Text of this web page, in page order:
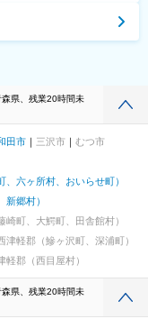
県、残業20時間未
田市 三沢市
むつ市
、六ヶ所村、おいらせ町）
郷村）
崎町、大鰐町、田舎館村）
津軽郡（鰺ヶ沢町、深浦町）
軽郡（西目屋村）
県、残業20時間未